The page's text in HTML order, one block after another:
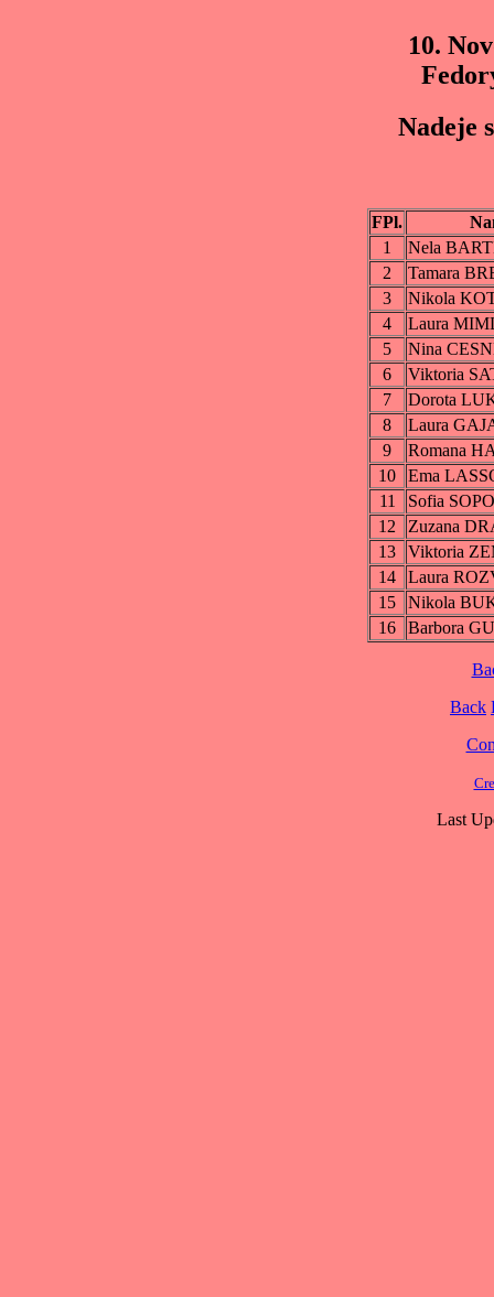
10.
Nadeje
FPl.
1
Nela
2
Tamara
3
Nikola
4
Laura
5
Nina
6
Viktoria
7
Dorota
8
Laura
9
Romana
10
Ema
11
Sofia
12
Zuzana
13
Viktoria
14
Laura
15
Nikola
16
Barbora
Back
Last